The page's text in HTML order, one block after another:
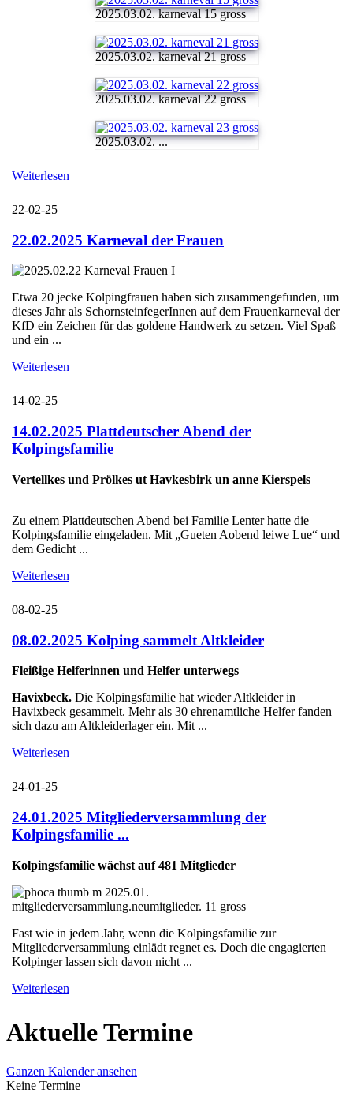
2025.03.02. karneval 15 gross
2025.03.02. karneval 21 gross
2025.03.02. karneval 22 gross
2025.03.02. ...
Weiterlesen
22-02-25
22.02.2025 Karneval der Frauen
Etwa 20 jecke Kolpingfrauen haben sich zusammengefunden, um
dieses Jahr als SchornsteinfegerInnen auf dem Frauenkarneval der
KfD ein Zeichen für das goldene Handwerk zu setzen. Viel Spaß
und ein ...
Weiterlesen
14-02-25
14.02.2025 Plattdeutscher Abend der
Kolpingsfamilie
Vertellkes und Prölkes ut Havkesbirk un anne Kierspels
Zu einem Plattdeutschen Abend bei Familie Lenter hatte die
Kolpingsfamilie eingeladen. Mit „Gueten Aobend leiwe Lue“ und
dem Gedicht ...
Weiterlesen
08-02-25
08.02.2025 Kolping sammelt Altkleider
Fleißige Helferinnen und Helfer unterwegs
Havixbeck. Die Kolpingsfamilie hat wieder Altkleider in
Havixbeck gesammelt. Mehr als 30 ehrenamtliche Helfer fanden
sich dazu am Altkleiderlager ein. Mit ...
Weiterlesen
24-01-25
24.01.2025 Mitgliederversammlung der
Kolpingsfamilie ...
Kolpingsfamilie wächst auf 481 Mitglieder
Fast wie in jedem Jahr, wenn die Kolpingsfamilie zur
Mitgliederversammlung einlädt regnet es. Doch die engagierten
Kolpinger lassen sich davon nicht ...
Weiterlesen
Aktuelle Termine
Ganzen Kalender ansehen
Keine Termine